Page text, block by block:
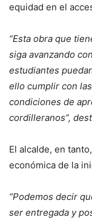
equidad en el
“Esta obra que
siga avanzando
estudiantes
ello cumplir con
condiciones de
cordilleranos”,
El alcalde, en
económica de la
“Podemos decir
ser entregada y